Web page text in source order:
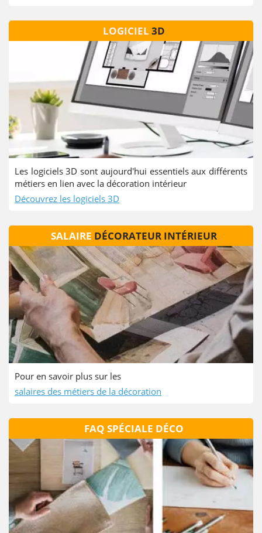
LOGICIEL 3D
Les logiciels 3D sont aujourd'hui essentiels aux différents
métiers en lien avec la décoration intérieur
Découvrez les logiciels 3D
SALAIRE DÉCORATEUR INTÉRIEUR
Pour en savoir plus sur les
salaires des métiers de la décoration
FAQ SPÉCIALE DÉCO